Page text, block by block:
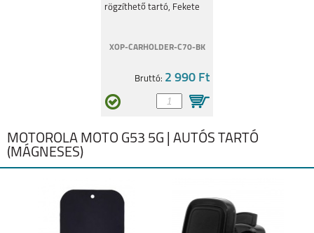
rögzíthető tartó, Fekete
XOP-CARHOLDER-C70-BK
Bruttó: 2 990 Ft
MOTOROLA MOTO G53 5G | AUTÓS TARTÓ
(MÁGNESES)